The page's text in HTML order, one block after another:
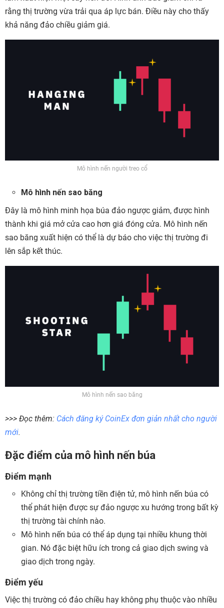
rằng thị trường vừa trải qua áp lực bán. Điều này cho thấy
khả năng đảo chiều giảm giá.
Mô hình nến người treo cổ
Mô hình nến sao băng
Đây là mô hình minh họa búa đảo ngược giảm, được hình
thành khi giá mở cửa cao hơn giá đóng cửa. Mô hình nến
sao băng xuất hiện có thể là dự báo cho việc thị trường đi
lên sắp kết thúc.
Mô hình nến sao băng
>>> Đọc thêm: Cách đăng ký CoinEx đơn giản nhất cho người
mới.
Đặc điểm của mô hình nến búa
Điểm mạnh
Không chỉ thị trường tiền điện tử, mô hình nến búa có
thể phát hiện được sự đảo ngược xu hướng trong bất kỳ
thị trường tài chính nào.
Mô hình nến búa có thể áp dụng tại nhiều khung thời
gian. Nó đặc biệt hữu ích trong cả giao dịch swing và
giao dịch trong ngày.
Điểm yếu
Việc thị trường có đảo chiều hay không phụ thuộc vào nhiều